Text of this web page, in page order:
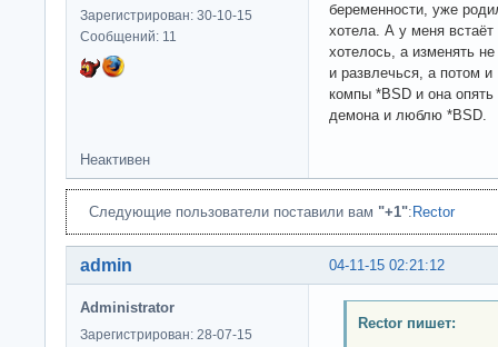
Зарегистрирован: 30-10-15
Сообщений: 11
беременности, уже
хотела. А у меня
хотелось, а изменять
и развлечься, а потом
компы *BSD и она
демона и люблю *BSD.
Неактивен
Следующие пользователи поставили вам "+1": Rector
04-11-15 02:21:12
admin
Administrator
Зарегистрирован: 28-07-15
Rector пишет: